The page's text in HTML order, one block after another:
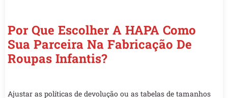
Por Que Escolher A HAPA Como
Sua Parceira Na Fabricação De
Roupas Infantis?
Ajustar as políticas de devolução ou as tabelas de tamanhos